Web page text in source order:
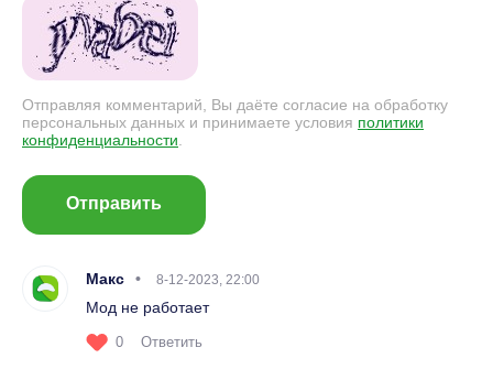
Отправляя комментарий, Вы даёте согласие на обработку
персональных данных и принимаете условия политики
конфиденциальности.
Отправить
Макс 8-12-2023, 22:00
Мод не работает
0 Ответить